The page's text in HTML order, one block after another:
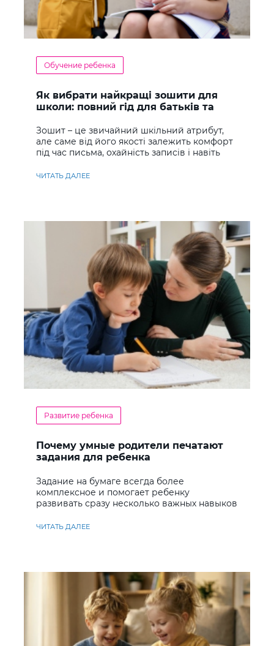
Обучение ребенка
Як вибрати найкращі зошити для
школи: повний гід для батьків та
Зошит – це звичайний шкільний атрибут,
але саме від його якості залежить комфорт
під час письма, охайність записів і навіть
ЧИТАТЬ ДАЛЕЕ
Развитие ребенка
Почему умные родители печатают
задания для ребенка
Задание на бумаге всегда более
комплексное и помогает ребенку
развивать сразу несколько важных навыков
ЧИТАТЬ ДАЛЕЕ